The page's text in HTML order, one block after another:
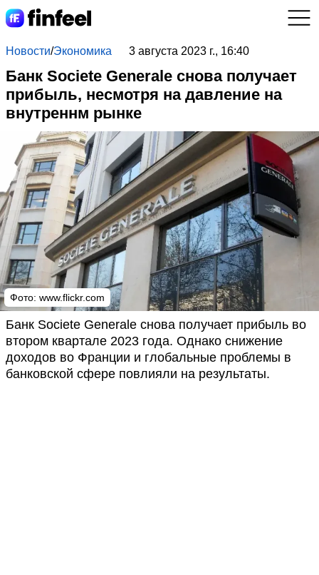
Новости/Экономика 3 августа 2023 г., 16:40
Банк Societe Generale снова получает
прибыль, несмотря на давление на
внутреннм рынке
Фото: www.flickr.com
Банк Societe Generale снова получает прибыль во
втором квартале 2023 года. Однако снижение
доходов во Франции и глобальные проблемы в
банковской сфере повлияли на результаты.